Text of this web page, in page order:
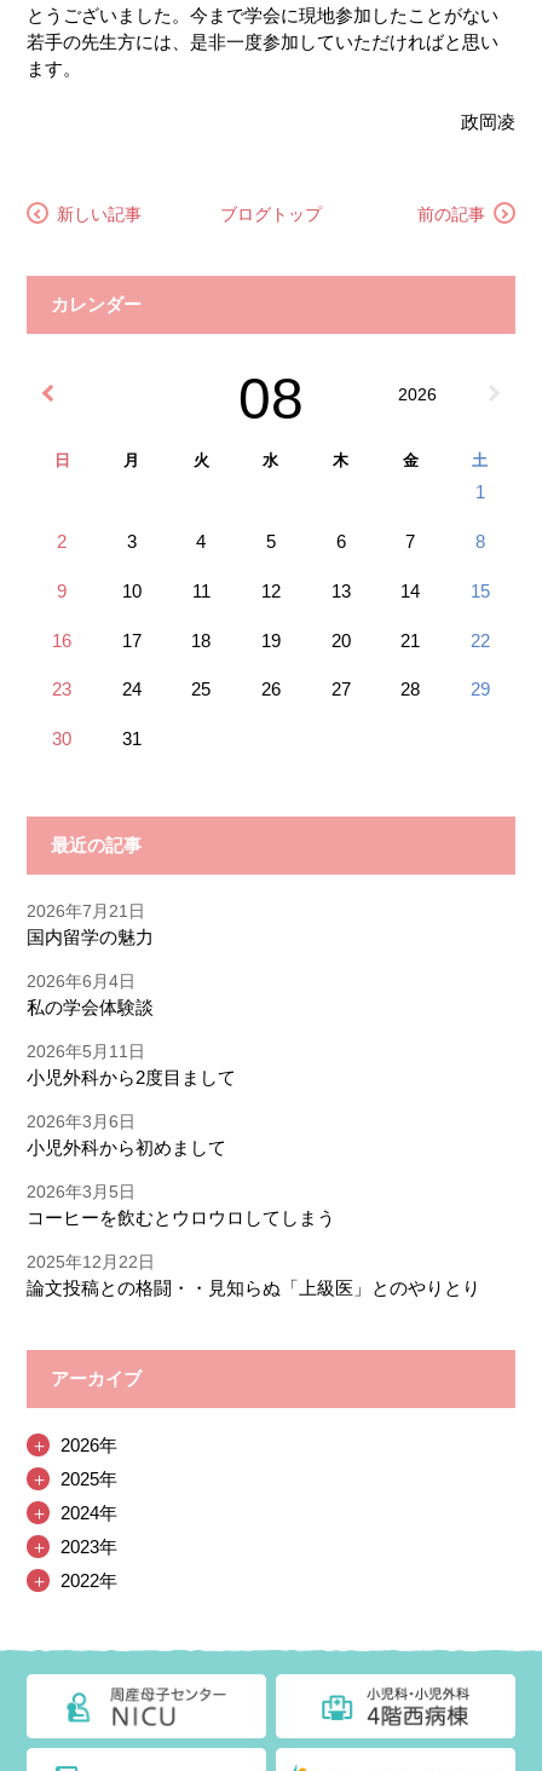
とうございました。今まで学会に現地参加したことがない
若手の先生方には、是非一度参加していただければと思い
ます。
政岡凌
新しい記事 ブログトップ 前の記事
カレンダー
08 2026
日 月 火 水 木 金 土
1
2 3 4 5 6 7 8
9 10 11 12 13 14 15
16 17 18 19 20 21 22
23 24 25 26 27 28 29
30 31
最近の記事
2026年7月21日
国内留学の魅力
2026年6月4日
私の学会体験談
2026年5月11日
小児外科から2度目まして
2026年3月6日
小児外科から初めまして
2026年3月5日
コーヒーを飲むとウロウロしてしまう
2025年12月22日
論文投稿との格闘・・見知らぬ「上級医」とのやりとり
アーカイブ
＋
2026年
＋
2025年
＋
2024年
＋
2023年
＋
2022年